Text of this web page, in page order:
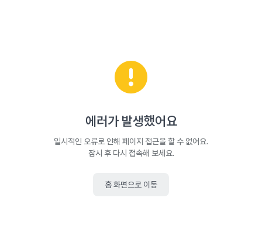
에러가 발생했어요
일시적인 오류로 인해 페이지 접근을 할 수 없어요.
잠시 후 다시 접속해 보세요.
홈 화면으로 이동